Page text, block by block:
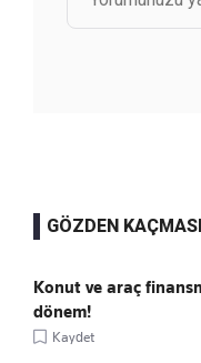
GÖZDEN
Konut ve araç
dönem!
Kaydet